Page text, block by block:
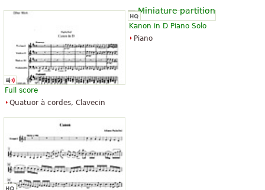
Full score
Quatuor à cordes, Clavecin
Kanon in D Piano Solo
Piano